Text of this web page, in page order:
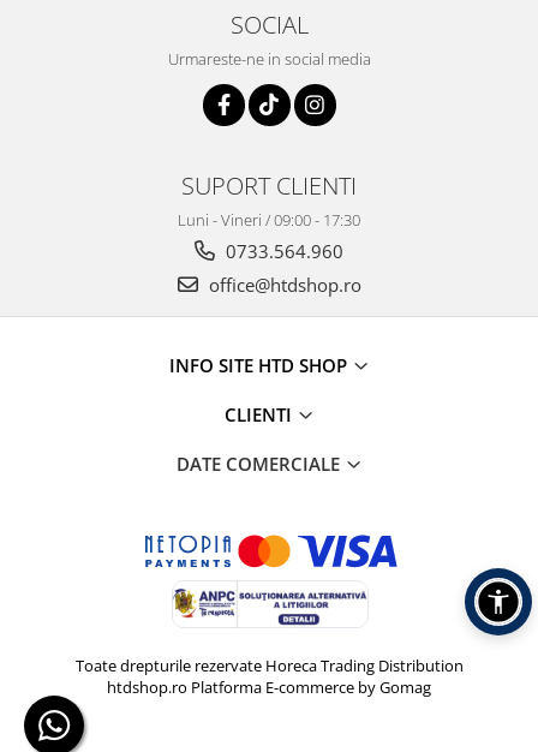
SOCIAL
Urmareste-ne in social media
SUPORT CLIENTI
Luni - Vineri / 09:00 - 17:30
0733.564.960
office@htdshop.ro
INFO SITE HTD SHOP
CLIENTI
DATE COMERCIALE
Toate drepturile rezervate Horeca Trading Distribution
htdshop.ro Platforma E-commerce by Gomag